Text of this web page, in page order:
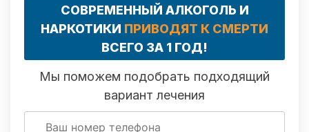
СОВРЕМЕННЫЙ АЛКОГОЛЬ И
НАРКОТИКИ ПРИВОДЯТ К СМЕРТИ
ВСЕГО ЗА 1 ГОД!
Мы поможем подобрать подходящий
вариант лечения